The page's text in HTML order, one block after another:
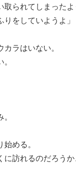
られてしまったよ
をしていようよ」
ラはいない。
める。
訪れるのだろうか